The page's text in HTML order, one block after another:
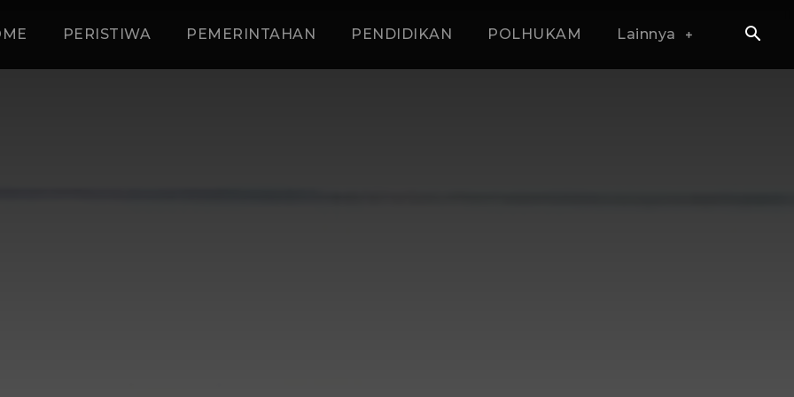
PERISTIWA PEMERINTAHAN PENDIDIKAN POLHUKAM Lainnya